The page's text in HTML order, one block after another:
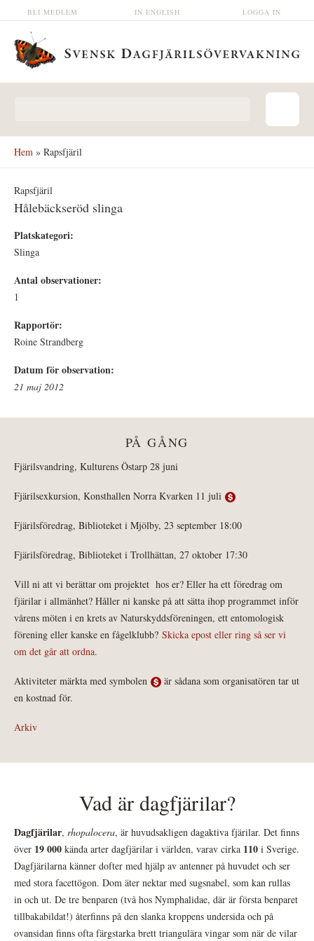
Hoppa till huvudinnehåll LOGGA IN
IN ENGLISH
BLI MEDLEM
Hem » Rapsfjäril
Rapsfjäril
Hålebäckseröd slinga
Platskategori:
Slinga
Antal observationer:
1
Rapportör:
Roine Strandberg
Datum för observation:
21 maj 2012
PÅ GÅNG
Fjärilsvandring, Kulturens Östarp 28 juni
Fjärilsexkursion, Konsthallen Norra Kvarken 11 juli
Fjärilsföredrag, Biblioteket i Mjölby, 23 september 18:00
Fjärilsföredrag, Biblioteket i Trollhättan, 27 oktober 17:30
Vill ni att vi berättar om projektet hos er? Eller ha ett föredrag om
fjärilar i allmänhet? Håller ni kanske på att sätta ihop programmet inför
vårens möten i en krets av Naturskyddsföreningen, ett entomologisk
förening eller kanske en fågelklubb? Skicka epost eller ring så ser vi
om det går att ordna.
Aktiviteter märkta med symbolen
är sådana som organisatören tar ut
en kostnad för.
Arkiv
Vad är dagfjärilar?
Dagfjärilar, rhopalocera, är huvudsakligen dagaktiva fjärilar. Det finns
över 19 000 kända arter dagfjärilar i världen, varav cirka 110 i Sverige.
Dagfjärilarna känner dofter med hjälp av antenner på huvudet och ser
med stora facettögon. Dom äter nektar med sugsnabel, som kan rullas
in och ut. De tre benparen (två hos Nymphalidae, där är första benparet
tillbakabildat!) återfinns på den slanka kroppens undersida och på
ovansidan finns ofta färgstarka brett triangulära vingar som när de vilar